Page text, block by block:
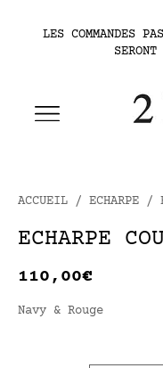
LES COMMANDES
ACCUEIL / ECHARPE /
ECHARPE
110,00€
Navy & Rouge